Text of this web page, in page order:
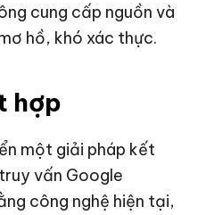
cung cấp nguồn và
hồ, khó xác thực.
hợp
một giải pháp kết
vấn Google
công nghệ hiện tại,